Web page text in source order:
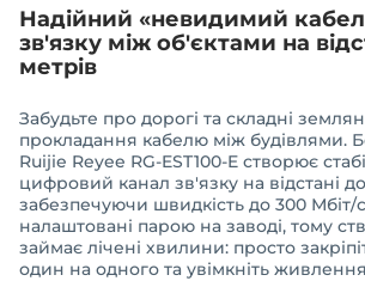
Надійний «невидимий
зв'язку між об'єктами на
метрів
Забудьте про дорогі та складні
прокладання кабелю між будівлями.
Ruijie Reyee RG-EST100-E створює
цифровий канал зв'язку на відстані
забезпечуючи швидкість до 300 Мбіт/
налаштовані парою на заводі, тому
займає лічені хвилини: просто
один на одного та увімкніть